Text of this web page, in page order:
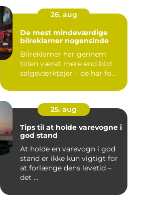
26. aug
De mest mindeværdige
bilreklamer nogensinde
Bilreklamer har gennem
tiden været mere end blot
salgsværktøjer – de har fo...
25. aug
Tips til at holde varevogne i
god stand
At holde en varevogn i god
stand er ikke kun vigtigt for
at forlænge dens levetid –
det ...